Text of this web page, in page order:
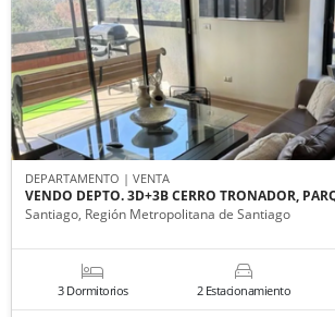
DEPARTAMENTO | VENTA
VENDO DEPTO. 3D+3B CERRO TRONADOR,
Santiago, Región Metropolitana de Santiago
3 Dormitorios 2 Estacionamiento